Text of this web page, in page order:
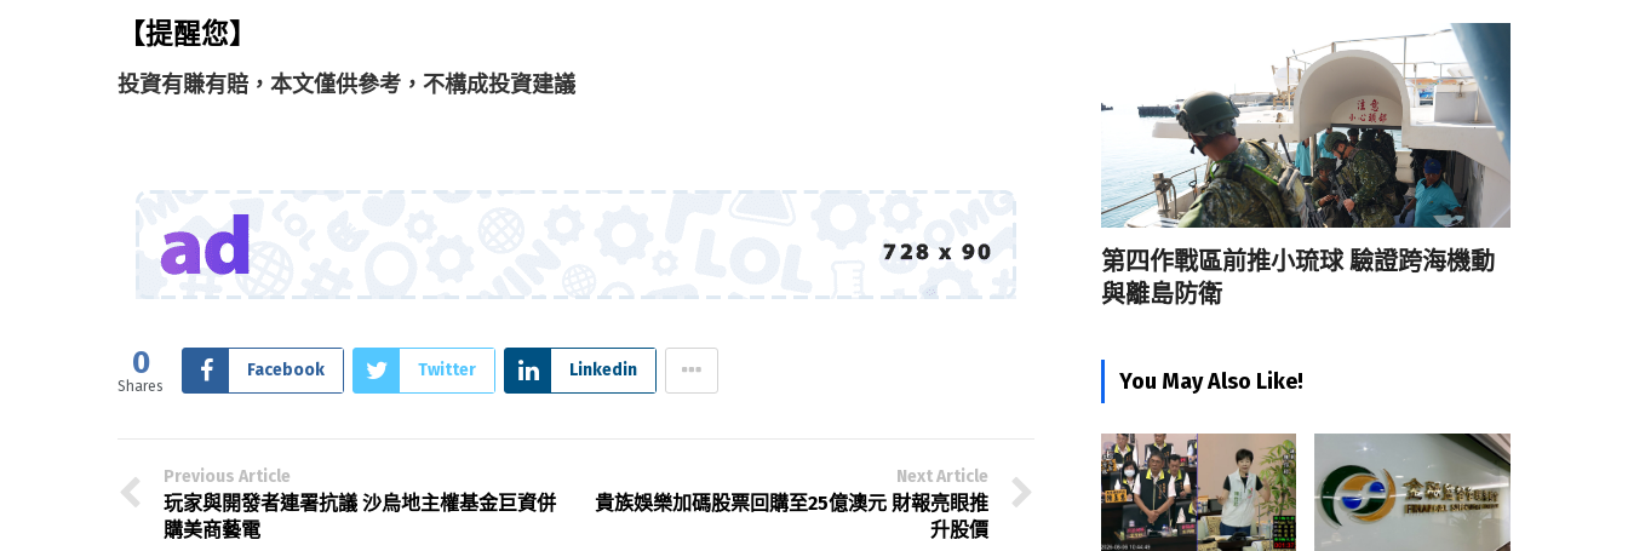
【提醒您】
投資有賺有賠，本文僅供參考，不構成投資建議
0
Shares
Facebook Twitter Linkedin
Previous Article
玩家與開發者連署抗議 沙烏地主權基金巨資併
購美商藝電
Next Article
貴族娛樂加碼股票回購至25億澳元 財報亮眼推
升股價
第四作戰區前推小琉球 驗證跨海機動
與離島防衛
You May Also Like!